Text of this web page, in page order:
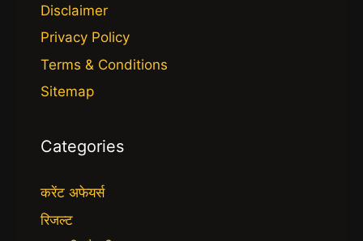
Disclaimer
Privacy Policy
Terms & Conditions
Sitemap
Categories
करेंट अफेयर्स
रिजल्ट